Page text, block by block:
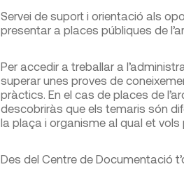
Servei de suport i orientació als
presentar a places públiques de
Per accedir a treballar a
superar unes proves de
pràctics. En el cas de places de
descobriràs que els temaris són
la plaça i organisme al qual et vols
Des del Centre de Documentació